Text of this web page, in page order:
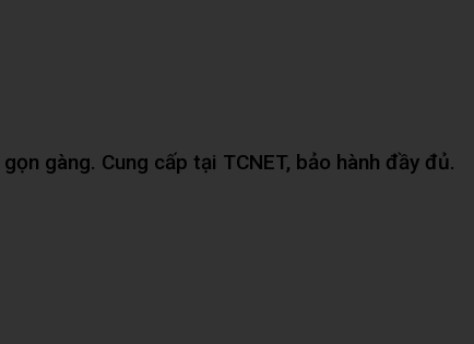
gàng. Cung cấp tại TCNET, bảo hành đầy đủ.